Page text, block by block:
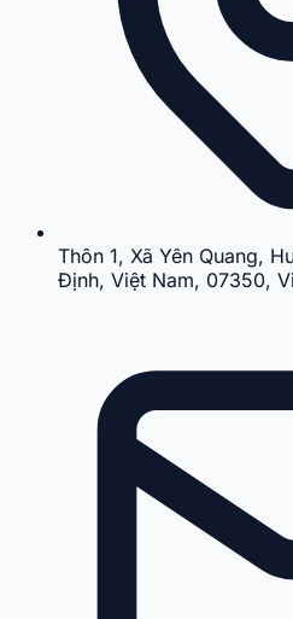
Thôn 1, Xã Yên Quang,
Định, Việt Nam, 07350,